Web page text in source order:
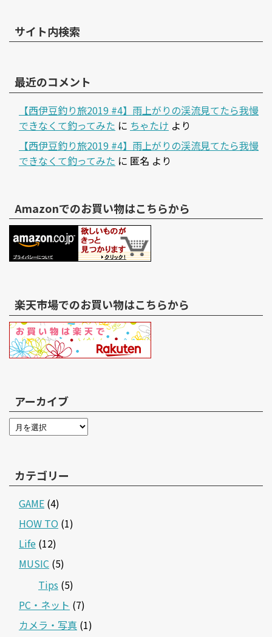
サイト内検索
最近のコメント
【西伊豆釣り旅2019 #4】雨上がりの渓流見てたら我慢
できなくて釣ってみた に ちゃたけ より
【西伊豆釣り旅2019 #4】雨上がりの渓流見てたら我慢
できなくて釣ってみた に 匿名 より
Amazonでのお買い物はこちらから
楽天市場でのお買い物はこちらから
アーカイブ
カテゴリー
GAME (4)
HOW TO (1)
Life (12)
MUSIC (5)
Tips (5)
PC・ネット (7)
カメラ・写真 (1)